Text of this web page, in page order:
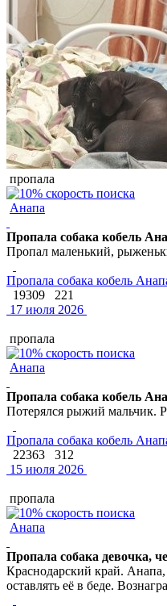
пропала
Анапа
Пропала собака кобель
Пропал маленький,
Пропала собака кобель
19309
221
17 июля 2026
пропала
Анапа
Пропала собака кобель
Потерялся рыжий мальчик.
Пропала собака кобель
22363
312
15 июля 2026
пропала
Анапа
Пропала собака девочка,
Краснодарский край.
оставлять её в беде.